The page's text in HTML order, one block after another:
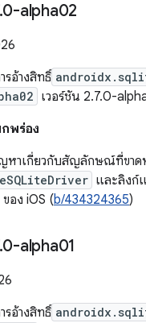
0-alpha02
รอ้างสิทธิ์
เวอร์ชัน 2.7.0-
พร่อง
หาเกี่ยวกับสัญลักษณ์ที่ขาด
และลิงก์
อง iOS (b/434324365)
0-alpha01
รอ้างสิทธิ์